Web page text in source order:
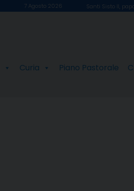
7 Agosto 2026 Santi Sisto II,
Curia Piano Pastorale